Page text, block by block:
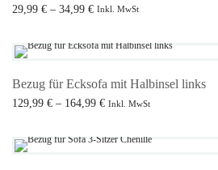
29,99 € – 34,99 €Preisspanne:
34,99 €
Inkl. MwSt
Bezug für Ecksofa mit Halbinsel links
129,99 € – 164,99 €Preisspanne:
164,99 €
Inkl. MwSt